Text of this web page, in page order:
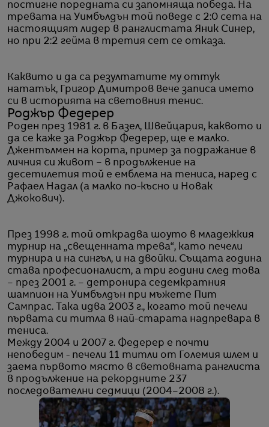
постигне поредната си запомняща победа. На
тревата на Уимбълдън той поведе с 2:0 сета на
настоящият лидер в ранглистата Яник Синер,
но при 2:2 гейма в третия сет се отказа.
Каквито и да са резултатите му оттук
нататък, Григор Димитров вече записа името
си в историята на световния тенис.
Роджър Федерер
Роден през 1981 г. в Базел, Швейцария, каквото и
да се каже за Роджър Федерер, ще е малко.
Джентълмен на корта, пример за подражание в
личния си живот – в продължение на
десетилетия той е емблема на тениса, наред с
Рафаел Надал (а малко по-късно и Новак
Джокович).
През 1998 г. той открадва шоуто в младежкия
турнир на „свещенната трева“, като печели
турнира и на сингъл, и на двойки. Същата година
става професионалист, а три години след това
– през 2001 г. – детронира седемкратния
шампион на Уимбълдън при мъжете Пит
Сампрас. Така идва 2003 г., когато той печели
първата си титла в най-старата надпревара в
тениса.
Между 2004 и 2007 г. Федерер е почти
непобедим - печели 11 титли от Големия шлем и
заема първото място в световната ранглиста
в продължение на рекордните 237
последователни седмици (2004–2008 г.).